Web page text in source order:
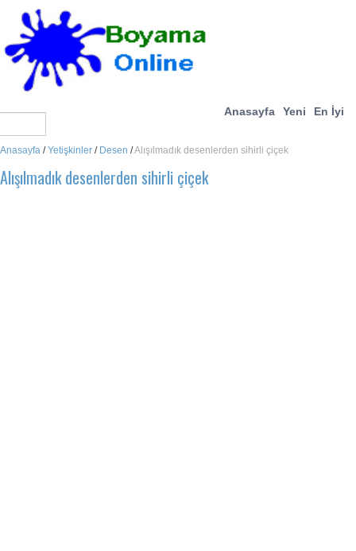
Anasayfa Yeni En İyi
Anasayfa /Yetişkinler / Desen /Alışılmadık desenlerden sihirli çiçek
Alışılmadık desenlerden sihirli çiçek